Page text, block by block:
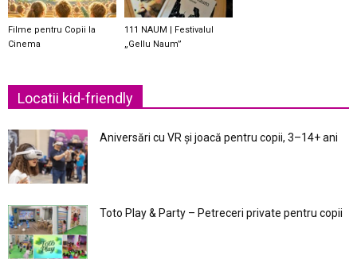
Filme pentru Copii la
Cinema
111 NAUM | Festivalul
„Gellu Naum”
Locatii kid-friendly
Aniversări cu VR și joacă pentru copii, 3–14+ ani
Toto Play & Party – Petreceri private pentru copii